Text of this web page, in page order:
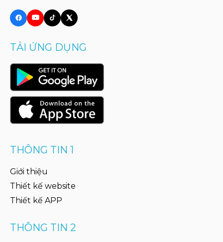
TẢI ỨNG DỤNG
THÔNG TIN 1
Giới thiệu
Thiết kế website
Thiết kế APP
THÔNG TIN 2